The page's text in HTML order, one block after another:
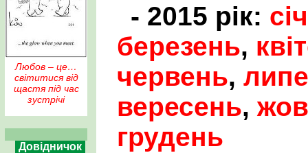
Любов – це…
світитися від
щастя під час
зустрічі
Довідничок
- 2015 рік:
березень,
червень,
вересень,
грудень